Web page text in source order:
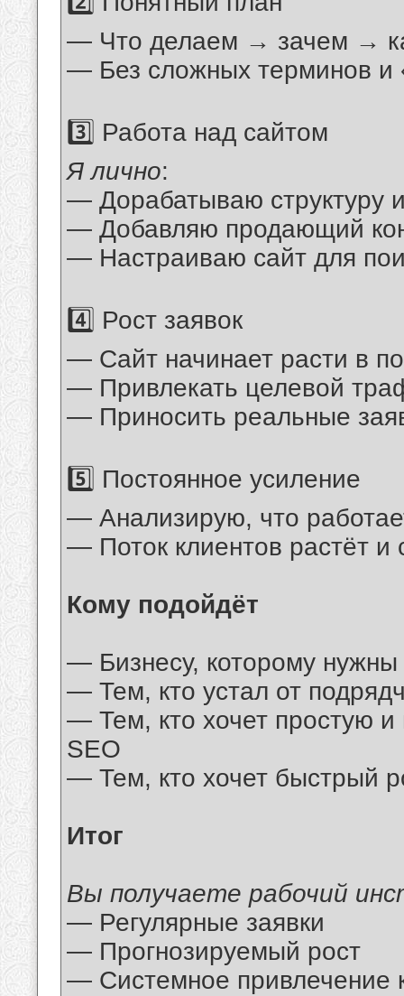
— Что делаем → зачем →
— Без сложных терминов и
3️⃣ Работа над сайтом
Я лично:
— Дорабатываю структуру
— Добавляю продающий
— Настраиваю сайт для
4️⃣ Рост заявок
— Сайт начинает расти в
— Привлекать целевой
— Приносить реальные
5️⃣ Постоянное усиление
— Анализирую, что
— Поток клиентов растёт и
Кому подойдёт
— Бизнесу, которому
— Тем, кто устал от
— Тем, кто хочет простую и
SEO
— Тем, кто хочет быстрый
Итог
Вы получаете рабочий
— Регулярные заявки
— Прогнозируемый рост
— Системное привлечение